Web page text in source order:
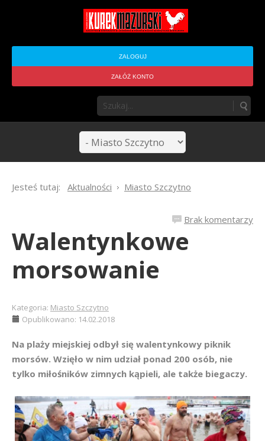
ZALOGUJ
ZAŁÓŻ KONTO
Jesteś tutaj: Aktualności Miasto Szczytno
Brak komentarzy
Walentynkowe
morsowanie
Kategoria: Miasto Szczytno
Opublikowano: 14.02.2018
Na plaży miejskiej odbył się walentynkowy piknik
morsów. Wzięło w nim udział ponad 200 osób, nie
tylko miłośników zimnych kąpieli, ale także biegaczy.